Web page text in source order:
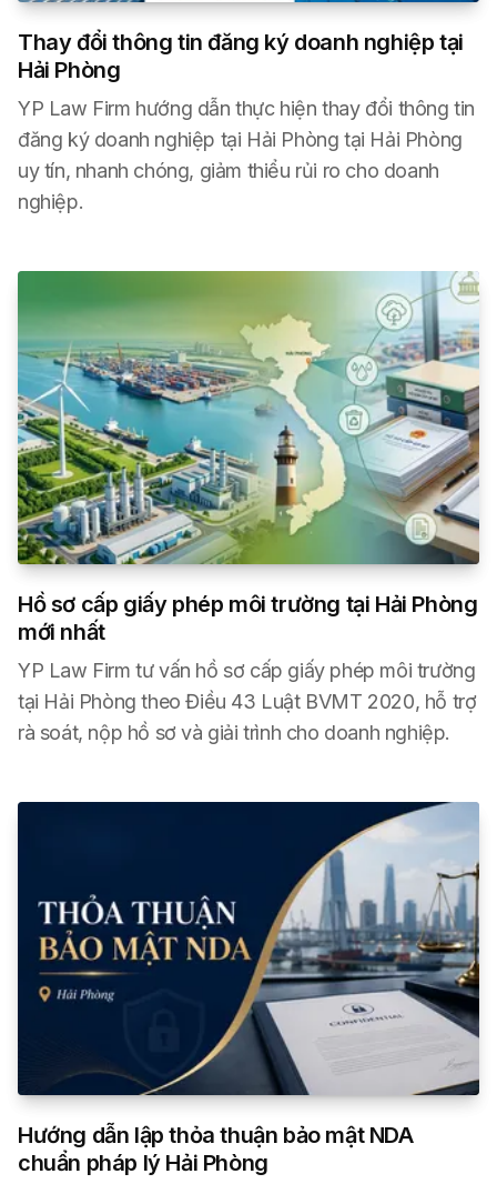
Thay đổi thông tin đăng ký doanh nghiệp tại
Hải Phòng
YP Law Firm hướng dẫn thực hiện thay đổi thông tin
đăng ký doanh nghiệp tại Hải Phòng tại Hải Phòng
uy tín, nhanh chóng, giảm thiểu rủi ro cho doanh
nghiệp.
Hồ sơ cấp giấy phép môi trường tại Hải Phòng
mới nhất
YP Law Firm tư vấn hồ sơ cấp giấy phép môi trường
tại Hải Phòng theo Điều 43 Luật BVMT 2020, hỗ trợ
rà soát, nộp hồ sơ và giải trình cho doanh nghiệp.
Hướng dẫn lập thỏa thuận bảo mật NDA
chuẩn pháp lý Hải Phòng